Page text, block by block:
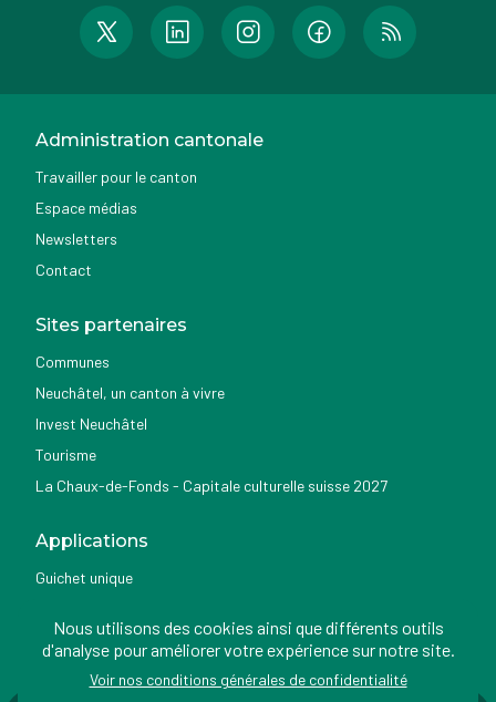
Administration cantonale
Travailler pour le canton
Espace médias
Newsletters
Contact
Sites partenaires
Communes
Neuchâtel, un canton à vivre
Invest Neuchâtel
Tourisme
La Chaux-de-Fonds - Capitale culturelle suisse 2027
Applications
Guichet unique
Nemo news
Nous utilisons des cookies ainsi que différents outils
d'analyse pour améliorer votre expérience sur notre site.
Voir nos conditions générales de confidentialité